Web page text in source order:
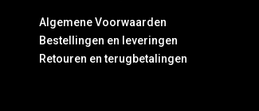
Algemene Voorwaarden
Bestellingen en leveringen
Retouren en terugbetalingen